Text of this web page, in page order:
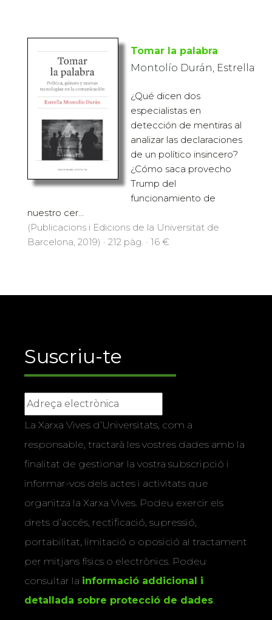
Tomar la palabra
Montolío Durán, Estrella
¿Qué dicen dos
especialistas en
detección de mentiras al
analizar las declaraciones
de un político insincero?
¿Cómo saca provecho
Trump del
funcionamiento de
nuestro cer...
(Publicacions i Edicions de la Universitat de
Barcelona, 2019) · 212 pàg. · 16 €
Suscriu-te
La Xarxa Vives d’Universitats, com a
responsable, tractarà les vostres dades amb la
finalitat de gestionar la vostra subscripció i
informar-vos dels actes i activitats que
organitza la Xarxa Vives. Podeu exercir els
drets d’accés, rectificació, supressió,
portabilitat, limitació o oposició al tractament
per mitjans físics o electrònics. Podeu
consultar la informació addicional i
detallada sobre protecció de dades.